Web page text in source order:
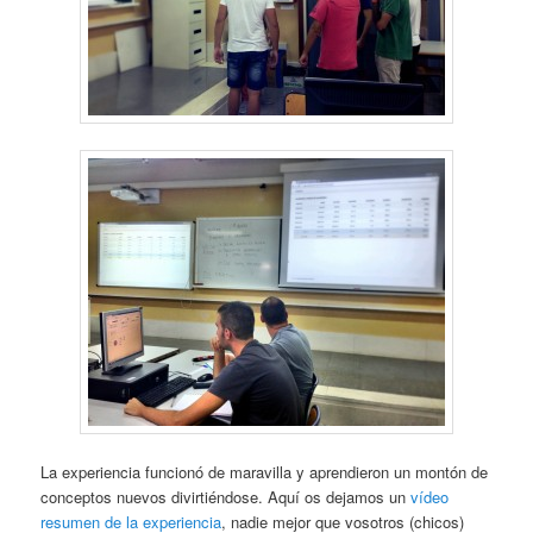
La experiencia funcionó de maravilla y aprendieron un montón de
conceptos nuevos divirtiéndose. Aquí os dejamos unvídeo
resumen de la experiencia, nadie mejor que vosotros (chicos)